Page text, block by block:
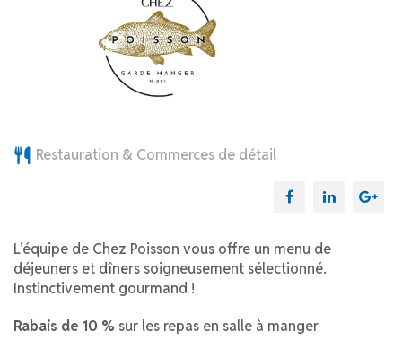
Restauration & Commerces de détail
L’équipe de Chez Poisson vous offre un menu de
déjeuners et dîners soigneusement sélectionné.
Instinctivement gourmand !
Rabais de 10 % sur les repas en salle à manger